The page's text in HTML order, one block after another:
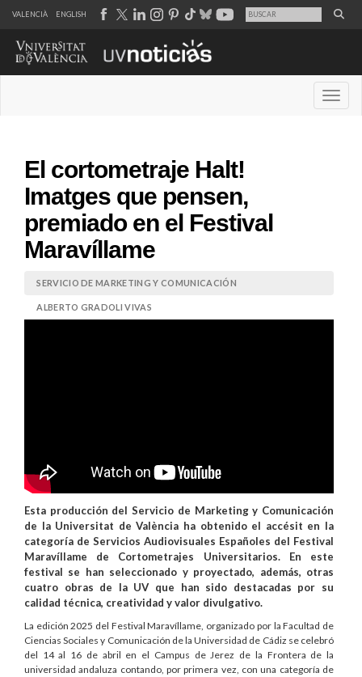
VALENCIÀ ENGLISH
El cortometraje Halt!
Imatges que pensen,
premiado en el Festival
Maravíllame
SERVICIO DE MARKETING Y COMUNICACIÓN
ALBERTO GRADOLI VIVAS
Esta producción del Servicio de Marketing y Comunicación
de la Universitat de València ha obtenido el accésit en la
categoría de Servicios Audiovisuales Españoles del Festival
Maravíllame de Cortometrajes Universitarios. En este
festival se han seleccionado y proyectado, además, otras
cuatro obras de la UV que han sido destacadas por su
calidad técnica, creatividad y valor divulgativo.
La edición 2025 del Festival Maravíllame, organizado por la Facultad de
Ciencias Sociales y Comunicación de la Universidad de Cádiz se celebró
del 14 al 16 de abril en el Campus de Jerez de la Frontera de la
universidad andaluza contando, por primera vez, con una categoría de